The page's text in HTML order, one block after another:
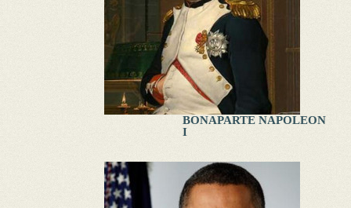
BONAPARTE NAPOLEON
I